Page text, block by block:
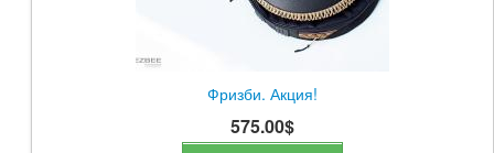
Фризби. Акция!
575.00$